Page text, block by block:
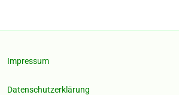
Impressum
Datenschutzerklärung